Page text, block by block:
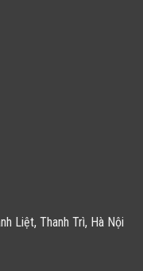
Liệt, Thanh Trì, Hà Nội